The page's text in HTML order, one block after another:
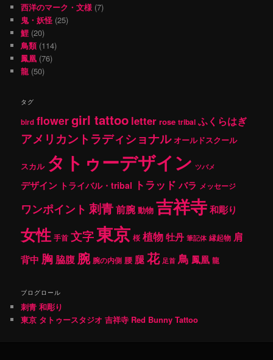
西洋のマーク・文様 (7)
鬼・妖怪 (25)
鯉 (20)
鳥類(114)
鳳凰 (76)
龍 (50)
タグ
bird flowergirl tattoo letter rose tribal ふくらはぎ
アメリカントラディショナル オールドスクール
スカル タトゥーデザイン ツバメ
デザイン トライバル・tribal トラッド バラ メッセージ
ワンポイント 刺青前腕 動物 吉祥寺和彫り
女性 手首 文字東京 桜 植物牡丹 筆記体 縁起物 肩
背中 胸 脇腹 腕 腕の内側 腰 腿花 足首 鳥 鳳凰 龍
ブログロール
刺青 和彫り
東京 タトゥースタジオ 吉祥寺 Red Bunny Tattoo